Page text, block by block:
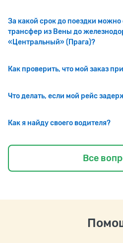
За какой срок до поездки можно
трансфер из Вены до
«Центральный» (Прага)?
Как проверить, что мой заказ
Что делать, если мой рейс
Как я найду своего водителя?
Все